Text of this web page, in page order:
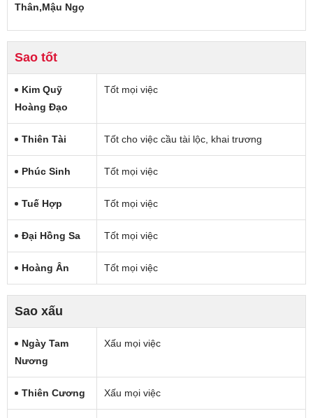
Thân,Mậu Ngọ
Sao tốt
Kim Quỹ
Hoàng Đạo
Tốt mọi việc
Thiên Tài Tốt cho việc cầu tài lộc, khai trương
Phúc Sinh Tốt mọi việc
Tuế Hợp Tốt mọi việc
Đại Hồng Sa Tốt mọi việc
Hoàng Ân Tốt mọi việc
Sao xấu
Ngày Tam
Nương
Xấu mọi việc
Thiên Cương Xấu mọi việc